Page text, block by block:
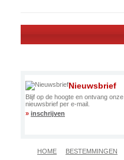
Nieuwsbrief
Blijf op de hoogte en ontvang onze
nieuwsbrief per e-mail.
» inschrijven
HOME BESTEMMINGEN